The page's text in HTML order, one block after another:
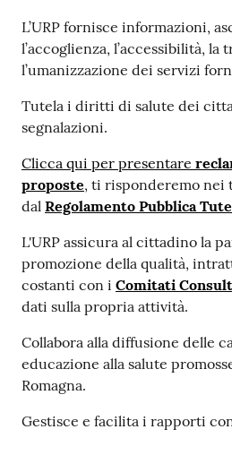
n
e
r
e
m
m
i
i
s
t
r
a
z
i
n
L’URP fornisce informazioni,
l’accoglienza, l’accessibilità, la
l’umanizzazione dei servizi
Tutela i diritti di salute dei
segnalazioni.
Clicca qui per presentare
proposte, ti risponderemo nei
dal Regolamento Pubblica
L'URP assicura al cittadino la
promozione della qualità,
costanti con i Comitati
dati sulla propria attività.
Collabora alla diffusione delle
educazione alla salute
Romagna.
Gestisce e facilita i rapporti